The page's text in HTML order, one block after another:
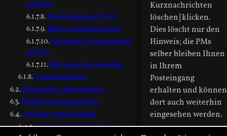
nehmen
Naturdokument (ND)
Bilder verschlagworten
Entwürfe/Formulardaten
sichern
Bild anonym einstellen
Uploadformular
Bildangaben überarbeiten
Bilddateien austauschen
Anhänge unter Bildern
Anhang als Link einfügen
Kurznachrichten
löschen] klicken.
Dies löscht nur den
Hinweis; die PMs
selber bleiben Ihnen
in Ihrem
Posteingang
erhalten und können
dort auch weiterhin
eingesehen werden.